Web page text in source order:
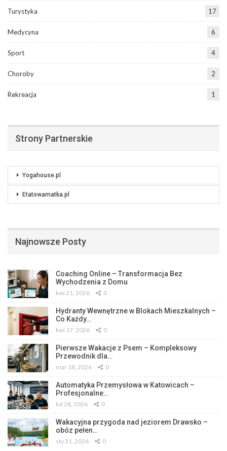
Turystyka 17
Medycyna 6
Sport 4
Choroby 2
Rekreacja 1
Strony Partnerskie
Yogahouse.pl
Etatowamatka.pl
Najnowsze Posty
Coaching Online – Transformacja Bez
Wychodzenia z Domu
kwi 21, 2026 0
Hydranty Wewnętrzne w Blokach Mieszkalnych –
Co Każdy…
kwi 17, 2026 0
Pierwsze Wakacje z Psem – Kompleksowy
Przewodnik dla…
mar 18, 2026 0
Automatyka Przemysłowa w Katowicach –
Profesjonalne…
lut 28, 2026 0
Wakacyjna przygoda nad jeziorem Drawsko –
obóz pełen…
sty 31, 2026 0